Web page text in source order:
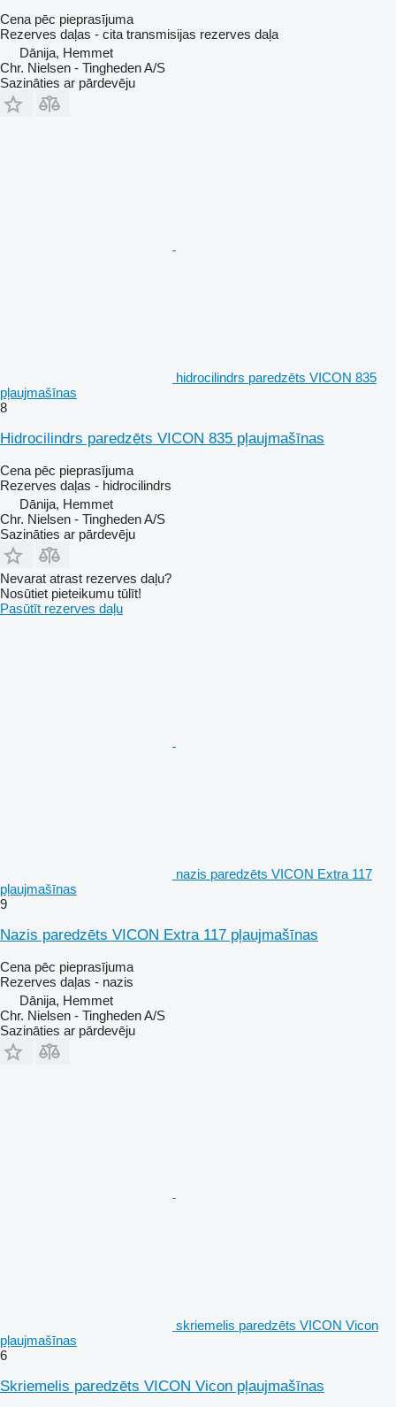
Cena pēc pieprasījuma
Rezerves daļas - cita transmisijas rezerves daļa
Dānija, Hemmet
Chr. Nielsen - Tingheden A/S
Sazināties ar pārdevēju
hidrocilindrs paredzēts VICON 835
pļaujmašīnas
8
Hidrocilindrs paredzēts VICON 835 pļaujmašīnas
Cena pēc pieprasījuma
Rezerves daļas - hidrocilindrs
Dānija, Hemmet
Chr. Nielsen - Tingheden A/S
Sazināties ar pārdevēju
Nevarat atrast rezerves daļu?
Nosūtiet pieteikumu tūlīt!
Pasūtīt rezerves daļu
nazis paredzēts VICON Extra 117
pļaujmašīnas
9
Nazis paredzēts VICON Extra 117 pļaujmašīnas
Cena pēc pieprasījuma
Rezerves daļas - nazis
Dānija, Hemmet
Chr. Nielsen - Tingheden A/S
Sazināties ar pārdevēju
skriemelis paredzēts VICON Vicon
pļaujmašīnas
6
Skriemelis paredzēts VICON Vicon pļaujmašīnas